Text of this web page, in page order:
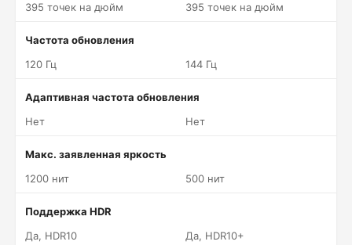
395 точек на дюйм
395 точек на дюйм
Частота обновления
120 Гц
144 Гц
Адаптивная частота обновления
Нет
Нет
Макс. заявленная яркость
1200 нит
500 нит
Поддержка HDR
Да, HDR10
Да, HDR10+